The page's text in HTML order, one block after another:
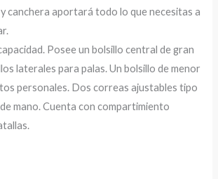
canchera aportará todo lo que necesitas a
Posee un bolsillo central de gran
laterales para palas. Un bolsillo de menor
personales. Dos correas ajustables tipo
mano. Cuenta con compartimiento